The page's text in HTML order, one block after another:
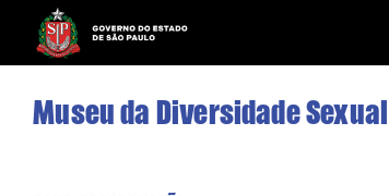
Museu da Diversidade Sexual